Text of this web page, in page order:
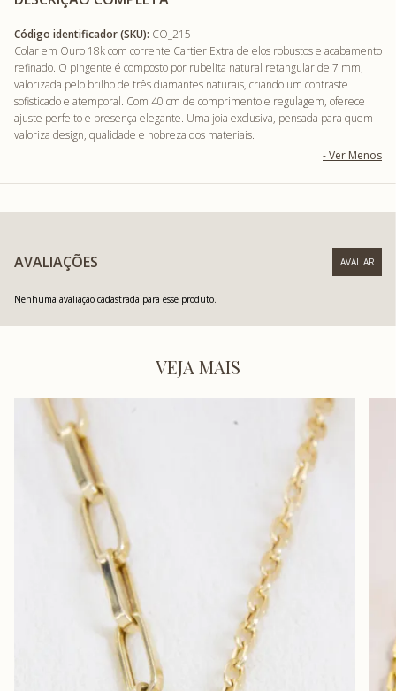
Código identificador (SKU): CO_215
Colar em Ouro 18k com corrente Cartier Extra de elos robustos e acabamento
refinado. O pingente é composto por rubelita natural retangular de 7 mm,
valorizada pelo brilho de três diamantes naturais, criando um contraste
sofisticado e atemporal. Com 40 cm de comprimento e regulagem, oferece
ajuste perfeito e presença elegante. Uma joia exclusiva, pensada para quem
valoriza design, qualidade e nobreza dos materiais.
AVALIAÇÕES
Nenhuma avaliação cadastrada para esse produto.
VEJA MAIS